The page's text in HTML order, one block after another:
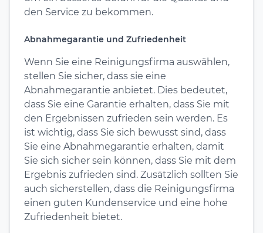
den Service zu bekommen.
Abnahmegarantie und Zufriedenheit
Wenn Sie eine Reinigungsfirma auswählen,
stellen Sie sicher, dass sie eine
Abnahmegarantie anbietet. Dies bedeutet,
dass Sie eine Garantie erhalten, dass Sie mit
den Ergebnissen zufrieden sein werden. Es
ist wichtig, dass Sie sich bewusst sind, dass
Sie eine Abnahmegarantie erhalten, damit
Sie sich sicher sein können, dass Sie mit dem
Ergebnis zufrieden sind. Zusätzlich sollten Sie
auch sicherstellen, dass die Reinigungsfirma
einen guten Kundenservice und eine hohe
Zufriedenheit bietet.